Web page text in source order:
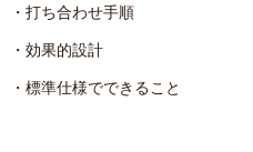
・打ち合わせ手順
・効果的設計
・標準仕様でできること